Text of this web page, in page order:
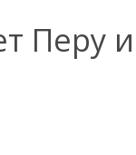
Перу